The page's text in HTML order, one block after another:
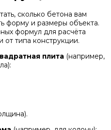
сколько бетона вам
форму и размеры объекта.
формул для расчёта
от типа конструкции.
плита (например,